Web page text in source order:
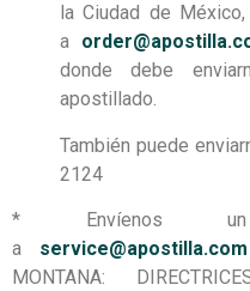
la Ciudad de
a
donde debe
apostillado.
También puede
2124
* Envíenos un
a
MONTANA: